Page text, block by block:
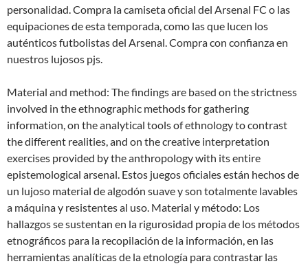
personalidad. Compra la camiseta oficial del Arsenal FC o las
equipaciones de esta temporada, como las que lucen los
auténticos futbolistas del Arsenal. Compra con confianza en
nuestros lujosos pjs.
Material and method: The findings are based on the strictness
involved in the ethnographic methods for gathering
information, on the analytical tools of ethnology to contrast
the different realities, and on the creative interpretation
exercises provided by the anthropology with its entire
epistemological arsenal. Estos juegos oficiales están hechos de
un lujoso material de algodón suave y son totalmente lavables
a máquina y resistentes al uso. Material y método: Los
hallazgos se sustentan en la rigurosidad propia de los métodos
etnográficos para la recopilación de la información, en las
herramientas analíticas de la etnología para contrastar las